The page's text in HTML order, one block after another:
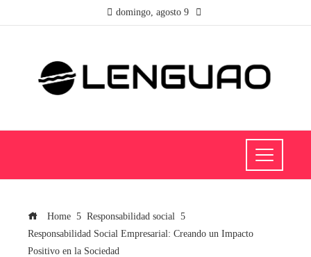
domingo, agosto 9
Home
Responsabilidad social
Responsabilidad Social Empresarial: Creando un Impacto
Positivo en la Sociedad